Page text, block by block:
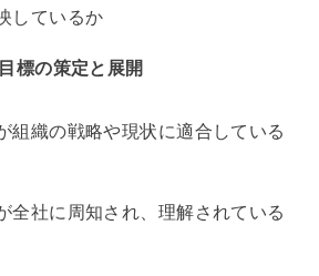
しているか
標の策定と展開
組織の戦略や現状に適合している
全社に周知され、理解されている